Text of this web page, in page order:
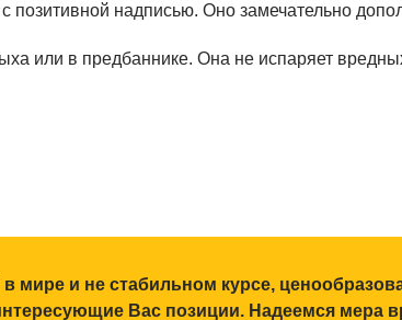
надписью. Оно замечательно
или в предбаннике. Она не испаряет
и не стабильном курсе,
Вас позиции. Надеемся мера